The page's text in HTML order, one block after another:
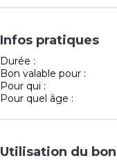
Infos pratiques
Durée :
Bon valable pour :
Pour qui :
Pour quel âge :
Utilisation du bon